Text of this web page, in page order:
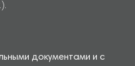
документами и с